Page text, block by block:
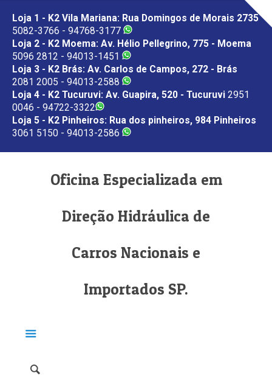
Loja 1 - K2 Vila Mariana: Rua Domingos de Morais 2735
5082-3766 - 94768-3177
Loja 2 - K2 Moema: Av. Hélio Pellegrino, 775 - Moema
5096 2812 - 94013-1451
Loja 3 - K2 Brás: Av. Carlos de Campos, 272 - Brás
2081 2005 - 94013-2588
Loja 4 - K2 Tucuruvi: Av. Guapira, 520 - Tucuruvi 2951
0046 - 94722-3322
Loja 5 - K2 Pinheiros: Rua dos pinheiros, 984 Pinheiros
3061 5150 - 94013-2586
Oficina Especializada em
Direção Hidráulica de
Carros Nacionais e
Importados SP.